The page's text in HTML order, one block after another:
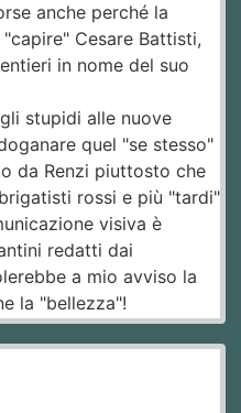
anche perché la
Cesare Battisti,
in nome del suo
stupidi alle nuove
quel "se stesso"
da Renzi piuttosto che
rossi e più "tardi"
visiva è
redatti dai
a mio avviso la
la "bellezza"!